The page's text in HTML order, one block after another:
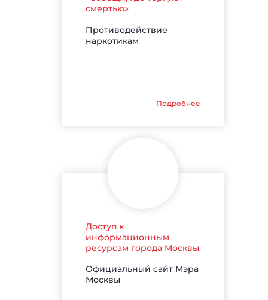
смертью»
Противодействие
наркотикам
Подробнее
Доступ к
информационным
ресурсам города Москвы
Официальный сайт Мэра
Москвы